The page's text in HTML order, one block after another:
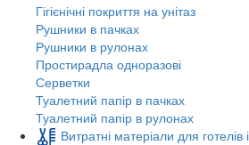
Гігієнічні покриття на унітаз
Рушники в пачках
Рушники в рулонах
Простирадла одноразові
Серветки
Туалетний папір в пачках
Туалетний папір в рулонах
Витратні матеріали для готелів